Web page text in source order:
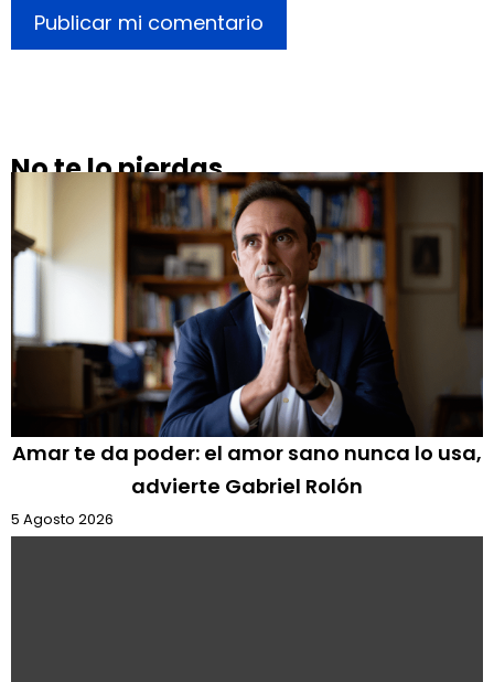
No te lo pierdas
Amar te da poder: el amor sano nunca lo usa,
advierte Gabriel Rolón
5 Agosto 2026